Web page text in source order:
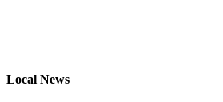
Local News